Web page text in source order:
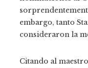
embargo, tanto
consideraron la
Citando al